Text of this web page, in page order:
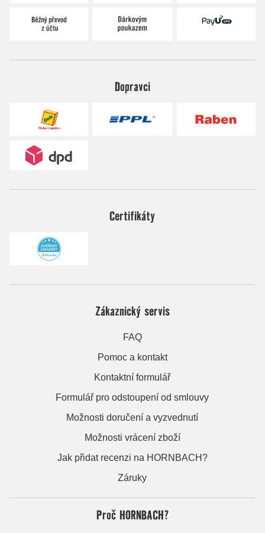
Dopravci
Certifikáty
Zákaznický servis
FAQ
Pomoc a kontakt
Kontaktní formulář
Formulář pro odstoupení od smlouvy
Možnosti doručení a vyzvednutí
Možnosti vrácení zboží
Jak přidat recenzi na HORNBACH?
Záruky
Proč HORNBACH?